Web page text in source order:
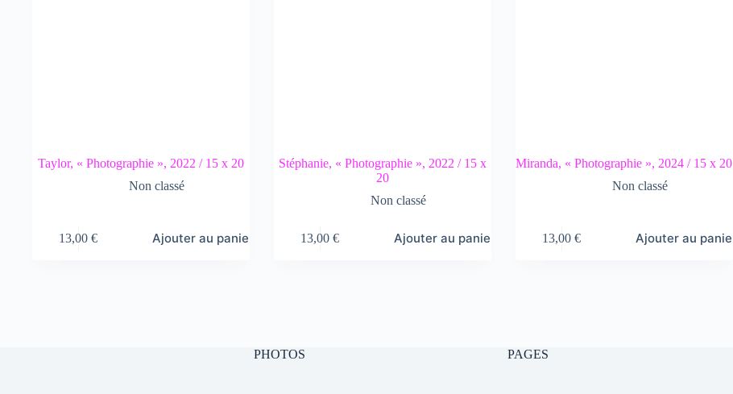
Taylor, « Photographie », 2022 / 15 x 20
Non classé
13,00€ Ajouter au panier
Stéphanie, « Photographie », 2022 / 15 x
20
Non classé
13,00€ Ajouter au panier
Miranda, « Photographie », 2024 / 15 x 20
Non classé
13,00€ Ajouter au panier
PHOTOS PAGES